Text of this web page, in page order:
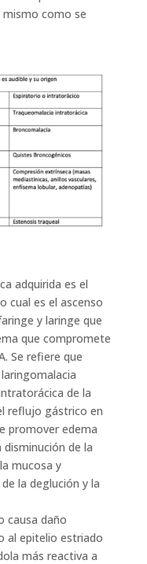
como se
adquirida es el
cual es el ascenso
y laringe que
que compromete
Se refiere que
de la
reflujo gástrico en
promover edema
de la
mucosa y
la deglución y la
causa daño
al epitelio estriado
más reactiva a